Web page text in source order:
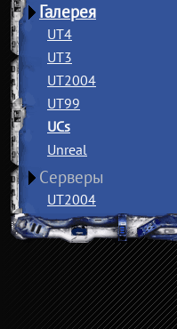
Галерея
UT4
UT3
UT2004
UT99
UCs
Unreal
Серверы
UT2004